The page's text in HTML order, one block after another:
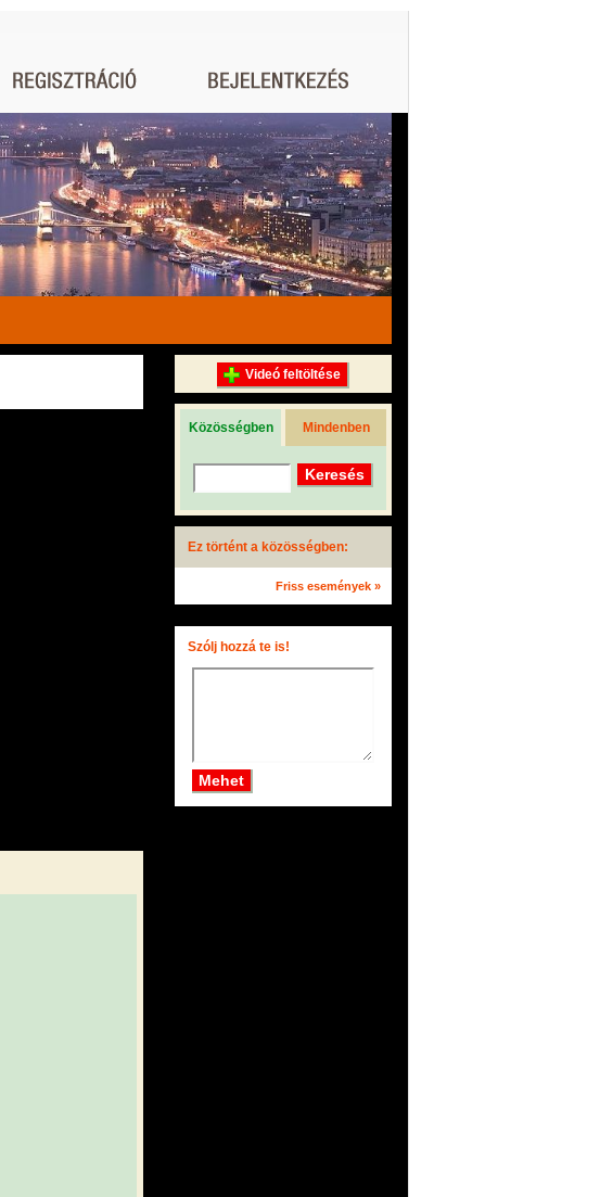
Videó feltöltése
Közösségben Mindenben
Ez történt a közösségben:
Friss események »
Szólj hozzá te is!